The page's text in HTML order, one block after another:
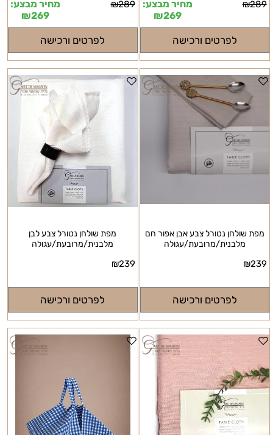
₪289
מחיר מבצע:
₪269
לפרטים ורכישה
₪289
מחיר מבצע:
₪269
לפרטים ורכישה
מפת שולחן נטורל צבע אבן אפור חם
מלבנית/מרובעת/עגולה
₪239
לפרטים ורכישה
מפת שולחן נטורל צבע לבן
מלבנית/מרובעת/עגולה
₪239
לפרטים ורכישה